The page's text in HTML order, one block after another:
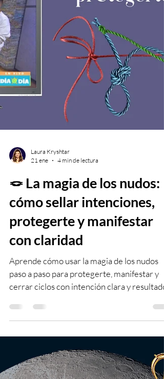
Laura Kryshtar
21 ene
4 min de lectura
🪢 La magia de los nudos:
cómo sellar intenciones,
protegerte y manifestar
con claridad
Aprende cómo usar la magia de los nudos
paso a paso para protegerte, manifestar y
cerrar ciclos con intención clara y
reales.